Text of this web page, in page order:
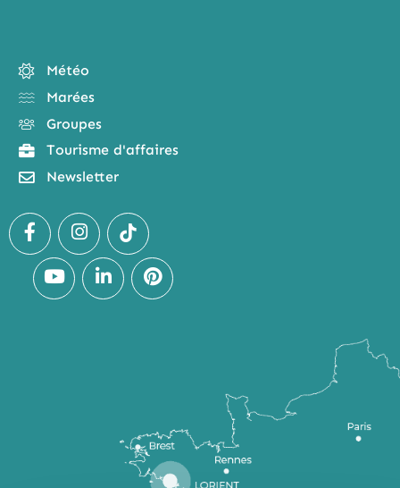
Météo
Marées
Groupes
Tourisme d'affaires
Newsletter